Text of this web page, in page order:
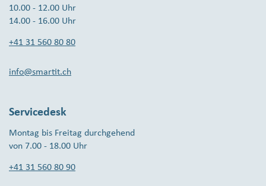
10.00 - 12.00 Uhr
14.00 - 16.00 Uhr
+41 31 560 80 80
info@smartit.ch
Servicedesk
Montag bis Freitag durchgehend
von 7.00 - 18.00 Uhr
+41 31 560 80 90